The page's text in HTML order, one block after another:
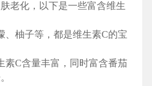
老化，以下是一些富含维生
、柚子等，都是维生素C的宝
素C含量丰富，同时富含番茄